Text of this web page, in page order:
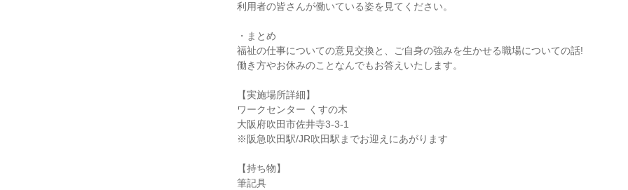
利用者の皆さんが働いている姿を見てください。
・まとめ
福祉の仕事についての意見交換と、ご自身の強みを生かせる職場についての話!
働き方やお休みのことなんでもお答えいたします。
【実施場所詳細】
ワークセンター くすの木
大阪府吹田市佐井寺3-3-1
※阪急吹田駅/JR吹田駅までお迎えにあがります
【持ち物】
筆記具